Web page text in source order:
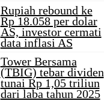
Rupiah rebound ke
Rp 18.058 per dolar
AS, investor cermati
data inflasi AS
Tower Bersama
(TBIG) tebar dividen
tunai Rp 1,05 triliun
dari laba tahun 2025